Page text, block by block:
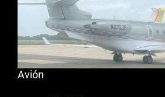
Avión